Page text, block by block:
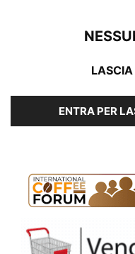
ENTRA PER